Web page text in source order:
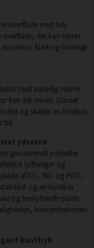
overflade med høj
der kan tørres
klart og farverigt
med naturlig varme
bør det renses. Uanset
og skaber en holdbar,
tid.
ydeevne
genanvendt polyester
lydbølger og
af CE-, M1- og PEFC-
og en holdbar
og beskyttende plade
koncentrationen
kanttryk